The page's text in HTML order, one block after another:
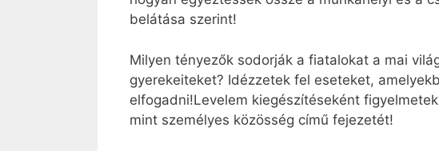
belátása szerint!
Milyen tényezők sodorják a fiatalokat a mai
gyerekeiteket? Idézzetek fel eseteket,
elfogadni!Levelem kiegészítéseként
mint személyes közösség című fejezetét!